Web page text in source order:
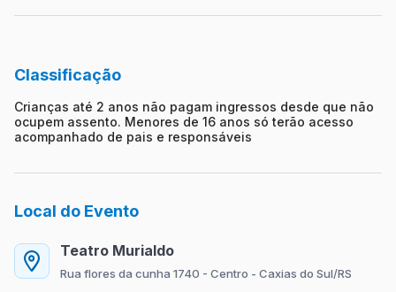
Classificação
Crianças até 2 anos não pagam ingressos desde que não
ocupem assento. Menores de 16 anos só terão acesso
acompanhado de pais e responsáveis
Local do Evento
Teatro Murialdo
Rua flores da cunha 1740 - Centro - Caxias do Sul/RS